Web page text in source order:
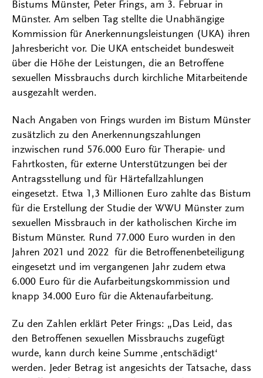
Bistums Münster, Peter Frings, am 3. Februar in
Münster. Am selben Tag stellte die Unabhängige
Kommission für Anerkennungsleistungen (UKA) ihren
Jahresbericht vor. Die UKA entscheidet bundesweit
über die Höhe der Leistungen, die an Betroffene
sexuellen Missbrauchs durch kirchliche Mitarbeitende
ausgezahlt werden.
Nach Angaben von Frings wurden im Bistum Münster
zusätzlich zu den Anerkennungszahlungen
inzwischen rund 576.000 Euro für Therapie- und
Fahrtkosten, für externe Unterstützungen bei der
Antragsstellung und für Härtefallzahlungen
eingesetzt. Etwa 1,3 Millionen Euro zahlte das Bistum
für die Erstellung der Studie der WWU Münster zum
sexuellen Missbrauch in der katholischen Kirche im
Bistum Münster. Rund 77.000 Euro wurden in den
Jahren 2021 und 2022 für die Betroffenenbeteiligung
eingesetzt und im vergangenen Jahr zudem etwa
6.000 Euro für die Aufarbeitungskommission und
knapp 34.000 Euro für die Aktenaufarbeitung.
Zu den Zahlen erklärt Peter Frings: „Das Leid, das
den Betroffenen sexuellen Missbrauchs zugefügt
wurde, kann durch keine Summe ‚entschädigt‘
werden. Jeder Betrag ist angesichts der Tatsache, dass